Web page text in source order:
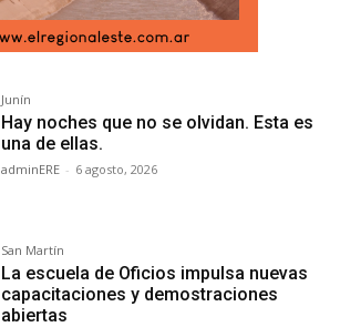
Junín
Hay noches que no se olvidan. Esta es
una de ellas.
adminERE - 6 agosto, 2026
San Martín
La escuela de Oficios impulsa nuevas
capacitaciones y demostraciones
abiertas